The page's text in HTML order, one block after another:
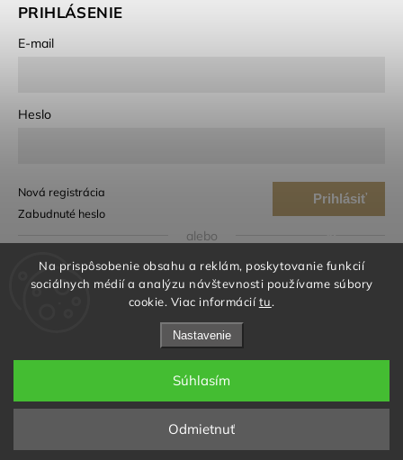
Na prispôsobenie obsahu a reklám, poskytovanie funkcií
sociálnych médií a analýzu návštevnosti používame súbory
cookie. Viac informáciítu.
Nastavenie
Odmietnuť
Súhlasím
PRIHLÁSENIE
E-mail
Heslo
Prihlásiť
Nová registrácia
Zabudnuté heslo
alebo
Prihlásiť sa cez Google
Prihlásiť sa cez Seznam
© 2026 iloveme® | biotechnology cosmetics. Všetky práva
vyhradené.